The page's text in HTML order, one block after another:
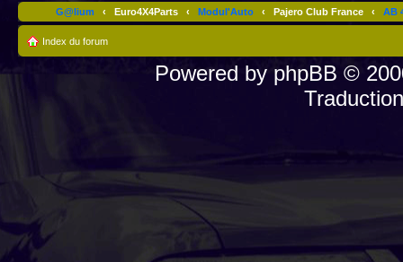
G@lium ‹ Euro4X4Parts ‹ Modul'Auto ‹ Pajero Club France ‹ AB
Index du forum
Powered by phpBB ©